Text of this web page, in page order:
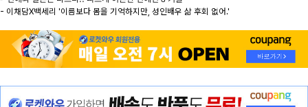
- 이채담X백세리 '이름보다 몸을 기억하지만, 성인배우 삶 후회 없어.'